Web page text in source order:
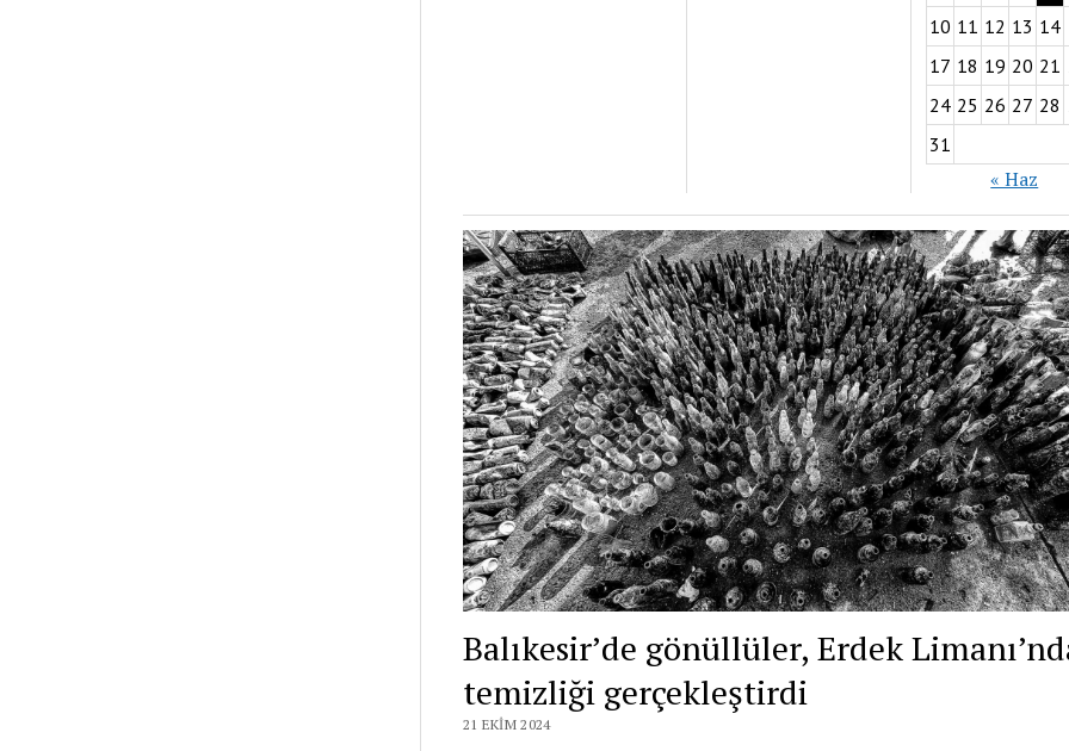
10 11 12 13 14
17 18 19 20 21
24 25 26 27 28
31
« Haz
Balıkesir’de gönüllüler, Erdek
temizliği gerçekleştirdi
21 EKIM 2024